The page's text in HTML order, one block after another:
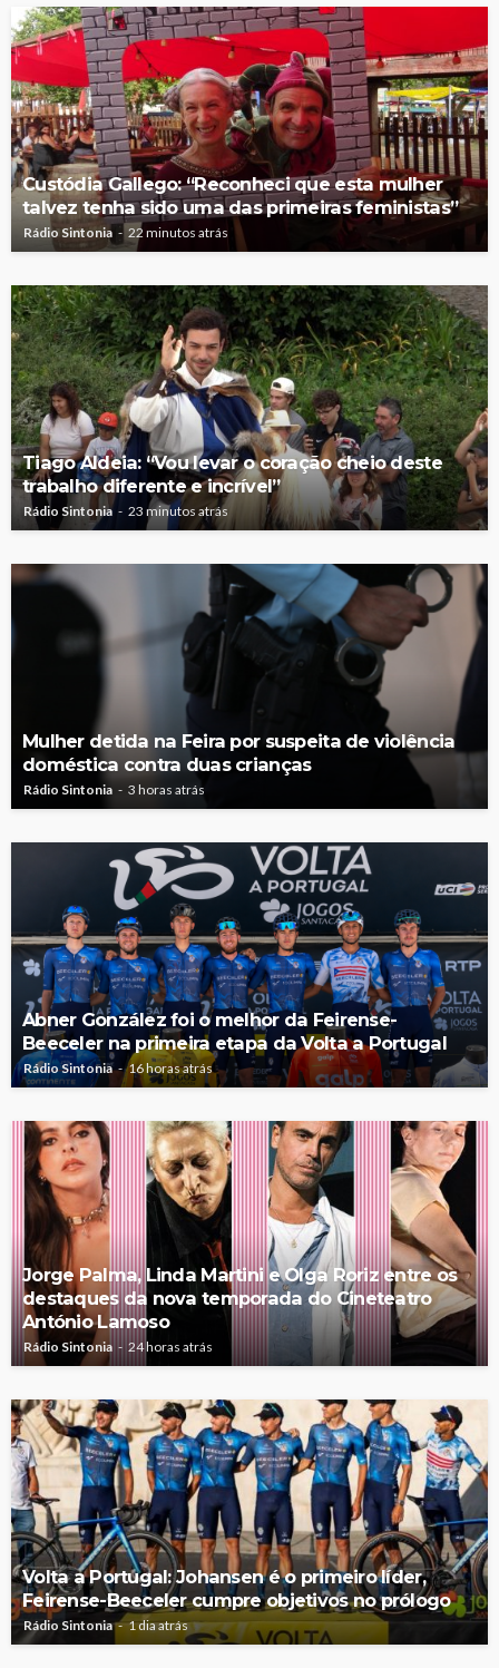
Custódia Gallego: “Reconheci que esta mulher
talvez tenha sido uma das primeiras feministas”
Rádio Sintonia 22 minutos atrás
Tiago Aldeia: “Vou levar o coração cheio deste
trabalho diferente e incrível”
Rádio Sintonia 23 minutos atrás
Mulher detida na Feira por suspeita de violência
doméstica contra duas crianças
Rádio Sintonia 3 horas atrás
Abner González foi o melhor da Feirense-
Beeceler na primeira etapa da Volta a Portugal
Rádio Sintonia 16 horas atrás
Jorge Palma, Linda Martini e Olga Roriz entre os
destaques da nova temporada do Cineteatro
António Lamoso
Rádio Sintonia 24 horas atrás
Volta a Portugal: Johansen é o primeiro líder,
Feirense-Beeceler cumpre objetivos no prólogo
Rádio Sintonia 1 dia atrás